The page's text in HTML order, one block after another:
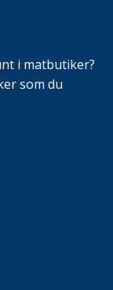
i matbutiker?
som du